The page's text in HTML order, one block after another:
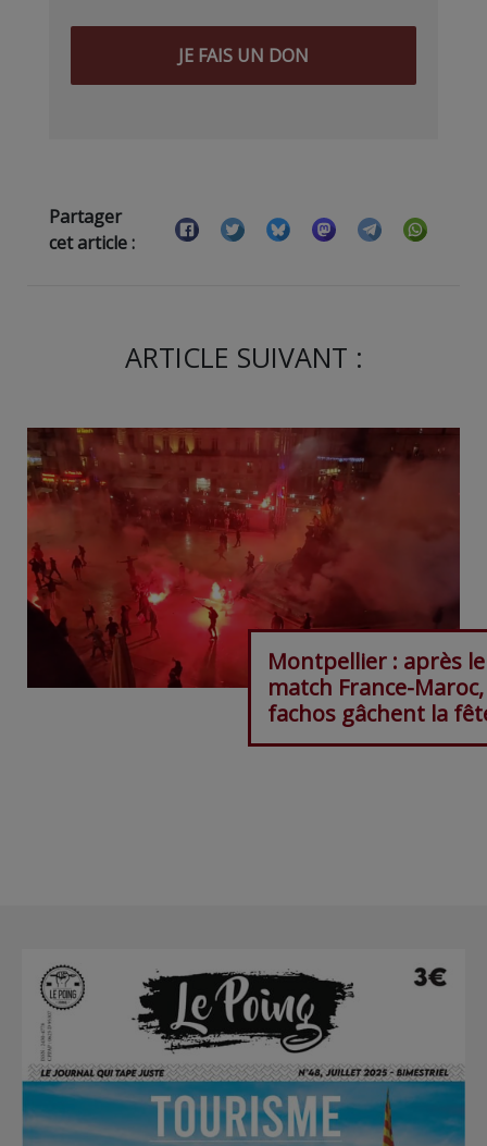
JE FAIS UN DON
Partager
cet article :
ARTICLE SUIVANT :
Montpellier : après le
match France-
fachos gâchent la